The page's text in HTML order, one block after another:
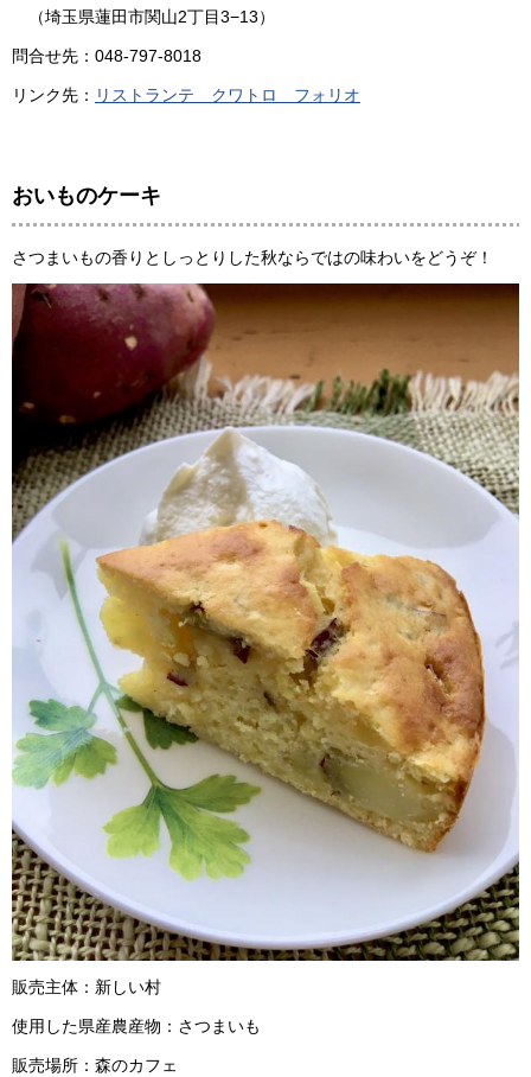
（埼玉県蓮田市関山2丁目3−13）
問合せ先：048-797-8018
リンク先： リストランテ クワトロ フォリオ
おいものケーキ
さつまいもの香りとしっとりした秋ならではの味わいをどうぞ！
販売主体：新しい村
使用した県産農産物：さつまいも
販売場所：森のカフェ